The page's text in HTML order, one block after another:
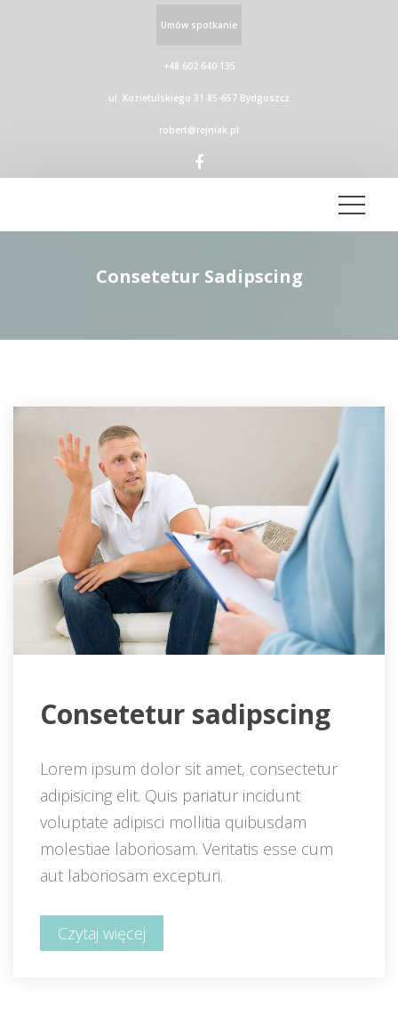
+48 602 640 135
ul. Kozietulskiego 31 85-657 Bydgoszcz
robert@rejniak.pl
Umów spotkanie
Consetetur Sadipscing
Consetetur sadipscing
Lorem ipsum dolor sit amet, consectetur
adipisicing elit. Quis pariatur incidunt
voluptate adipisci mollitia quibusdam
molestiae laboriosam. Veritatis esse cum
aut laboriosam excepturi.
Czytaj więcej